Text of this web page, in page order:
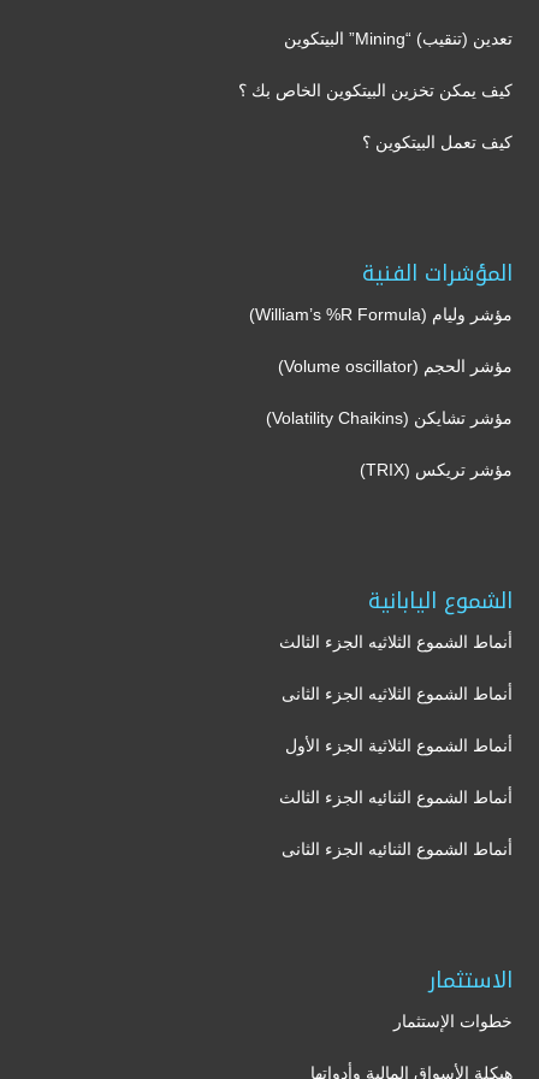
تعدين (تنقيب) “Mining” البيتكوين
كيف يمكن تخزين البيتكوين الخاص بك ؟
كيف تعمل البيتكوين ؟
المؤشرات الفنية
مؤشر وليام (William’s %R Formula)
مؤشر الحجم (Volume oscillator)
مؤشر تشايكن (Volatility Chaikins)
مؤشر تريكس (TRIX)
الشموع اليابانية
أنماط الشموع الثلاثيه الجزء الثالث
أنماط الشموع الثلاثيه الجزء الثانى
أنماط الشموع الثلاثية الجزء الأول
أنماط الشموع الثنائيه الجزء الثالث
أنماط الشموع الثنائيه الجزء الثانى
الاستثمار
خطوات الإستثمار
هيكلة الأسواق المالية وأدواتها